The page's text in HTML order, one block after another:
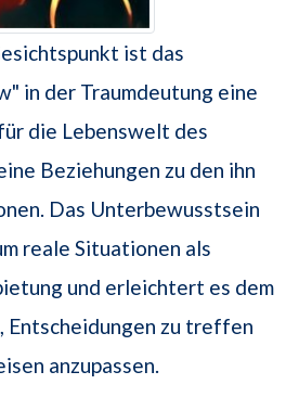
ist das
in der Traumdeutung eine
die Lebenswelt des
Beziehungen zu den ihn
Das Unterbewusstsein
reale Situationen als
und erleichtert es dem
Entscheidungen zu treffen
anzupassen.